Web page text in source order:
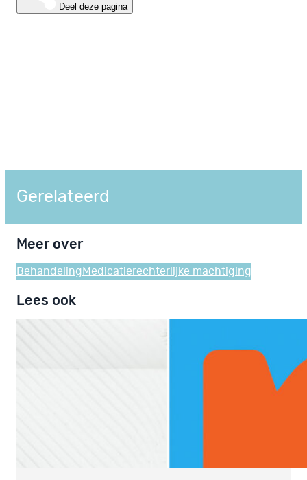
Deel deze pagina
Gerelateerd
Meer over
Behandeling Medicatierechterlijke machtiging
Lees ook